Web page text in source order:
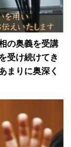
の奥義を受講
受け続けてき
まりに奥深く